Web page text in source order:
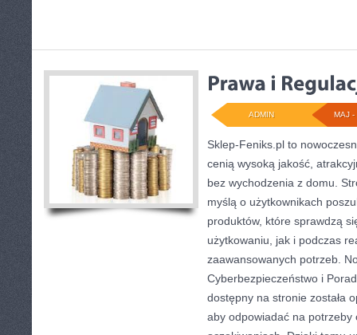
MAJ -
ADMIN
Sklep-Feniks.pl to
cenią wysoką jakość,
bez wychodzenia z domu.
myślą o użytkownikach
produktów, które sprawdzą
użytkowaniu, jak i podczas
zaawansowanych potrzeb.
Cyberbezpieczeństwo i
dostępny na stronie została
aby odpowiadać na potrzeby